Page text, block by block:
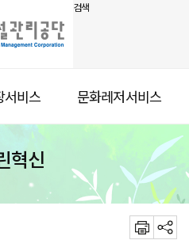
검색
서비스 문화레저서비스
혁신